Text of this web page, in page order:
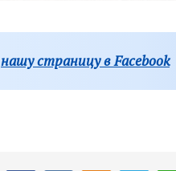
нашу страницу в Facebook